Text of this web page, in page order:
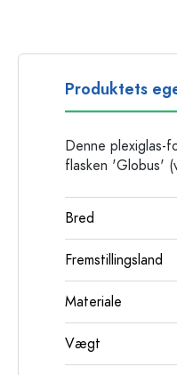
Produktets
Denne plexiglas-
flasken 'Globus'
Bred
Fremstillingsland
Materiale
Vægt